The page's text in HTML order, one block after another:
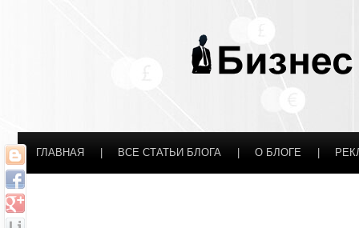
ГЛАВНАЯ ВСЕ СТАТЬИ БЛОГА О БЛОГЕ